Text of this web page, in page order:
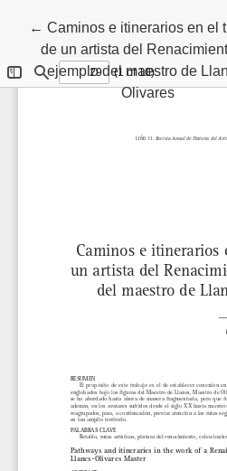
← Volver a los detalles del
Caminos e itinerarios en el
de un artista del
ejemplo del maestro de
Olivares